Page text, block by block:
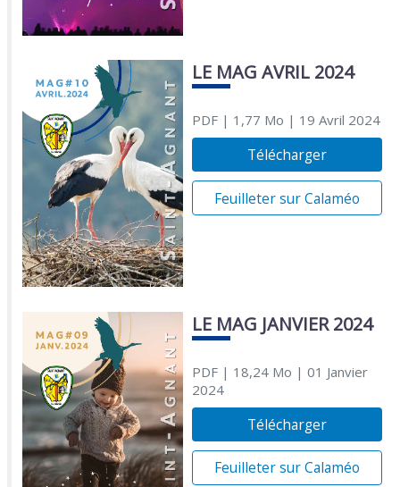
LE MAG AVRIL 2024
PDF| 1,77 Mo | 19 Avril 2024
Télécharger
Feuilleter sur Calaméo
LE MAG JANVIER 2024
PDF| 18,24 Mo | 01 Janvier
2024
Télécharger
Feuilleter sur Calaméo